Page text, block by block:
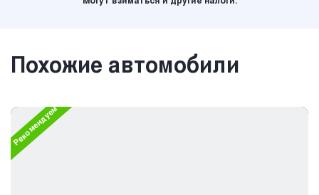
Похожие автомобили
Рекомендуем